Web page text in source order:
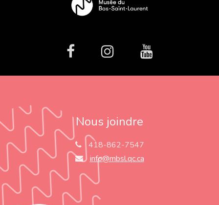
facebookInstagramYoutube
Nous joindre
418-862-7547
info@mbsl.qc.ca